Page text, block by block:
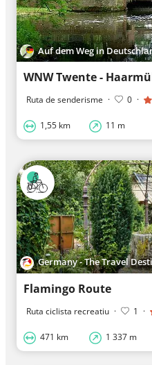
Auf dem Weg in
WNW Twente -
Ruta de senderisme · 0 ·
1,55 km 11 m
Germany - The Travel
Flamingo Route
Ruta ciclista recreatiu · 1 ·
471 km 1 337 m